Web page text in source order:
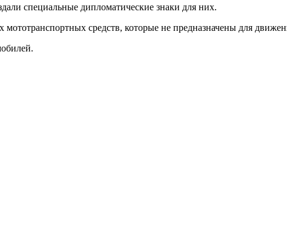
специальные дипломатические знаки для них.
средств, которые не предназначены для